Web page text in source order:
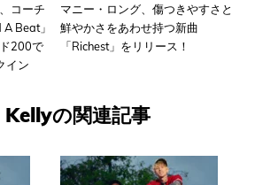
コーチ
Beat」
200で
イン
マニー・ロング、傷つきやすさと
鮮やかさをあわせ持つ新曲
「Richest」をリリース！
の関連記事